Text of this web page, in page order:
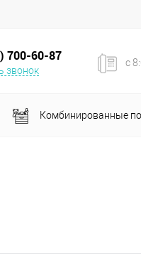
700-60-87
звонок
с
Комбинированные